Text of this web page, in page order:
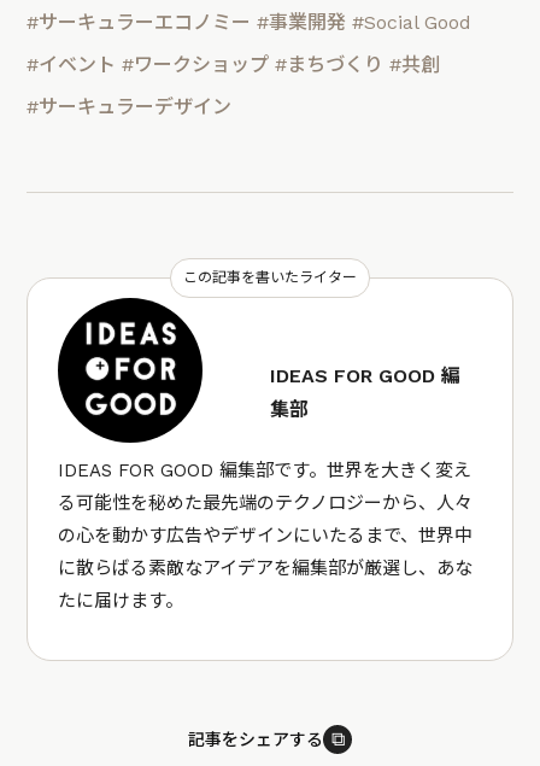
#サーキュラーエコノミー #事業開発 #Social Good
#イベント #ワークショップ #まちづくり #共創
#サーキュラーデザイン
この記事を書いたライター
IDEAS FOR GOOD 編
集部
IDEAS FOR GOOD 編集部です。世界を大きく変え
る可能性を秘めた最先端のテクノロジーから、人々
の心を動かす広告やデザインにいたるまで、世界中
に散らばる素敵なアイデアを編集部が厳選し、あな
たに届けます。
記事をシェアする ⧉